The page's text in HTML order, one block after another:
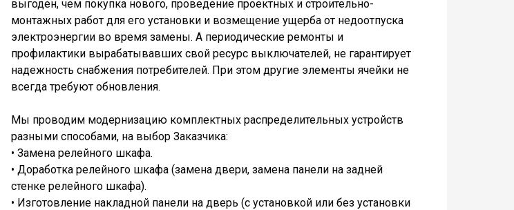
выгоден, чем покупка нового, проведение проектных и строительно-
монтажных работ для его установки и возмещение ущерба от недоотпуска
электроэнергии во время замены. А периодические ремонты и
профилактики вырабатывавших свой ресурс выключателей, не гарантирует
надежность снабжения потребителей. При этом другие элементы ячейки не
всегда требуют обновления.
Мы проводим модернизацию комплектных распределительных устройств
разными способами, на выбор Заказчика:
• Замена релейного шкафа.
• Доработка релейного шкафа (замена двери, замена панели на задней
стенке релейного шкафа).
• Изготовление накладной панели на дверь (с установкой или без установки